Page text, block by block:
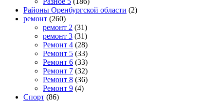
Районы Оренбургской области (2)
ремонт (260)
ремонт 2 (31)
ремонт 3 (31)
Ремонт 4 (28)
Ремонт 5 (33)
Ремонт 6 (33)
Ремонт 7 (32)
Ремонт 8 (36)
Ремонт 9 (4)
Спорт (86)